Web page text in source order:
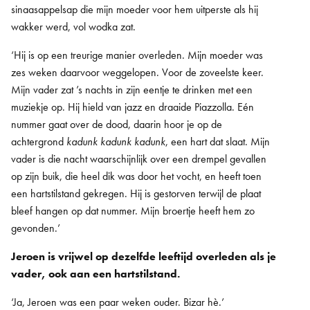
sinaasappelsap die mijn moeder voor hem uitperste als hij
wakker werd, vol wodka zat.
‘Hij is op een treurige manier overleden. Mijn moeder was
zes weken daarvoor weggelopen. Voor de zoveelste keer.
Mijn vader zat ’s nachts in zijn eentje te drinken met een
muziekje op. Hij hield van jazz en draaide Piazzolla. Eén
nummer gaat over de dood, daarin hoor je op de
achtergrond kadunk kadunk kadunk, een hart dat slaat. Mijn
vader is die nacht waarschijnlijk over een drempel gevallen
op zijn buik, die heel dik was door het vocht, en heeft toen
een hartstilstand gekregen. Hij is gestorven terwijl de plaat
bleef hangen op dat nummer. Mijn broertje heeft hem zo
gevonden.’
Jeroen is vrijwel op dezelfde leeftijd overleden als je
vader, ook aan een hartstilstand.
‘Ja, Jeroen was een paar weken ouder. Bizar hè.’